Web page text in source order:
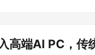
高端AI PC，传